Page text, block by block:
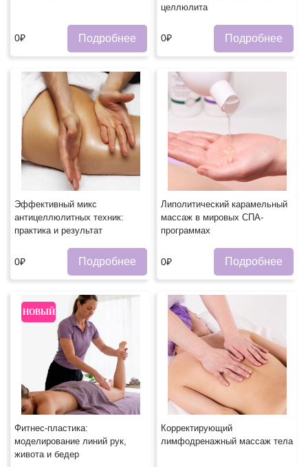
0₽ Подробнее
целлюлита
0₽ Подробнее
Эффективный микс
антицеллюлитных техник:
практика и результат
0₽ Подробнее
Липолитический карамельный
массаж в мировых СПА-
программах
0₽ Подробнее
НОВЫЙ
Фитнес-пластика:
моделирование линий рук,
живота и бедер
Корректирующий
лимфодренажный массаж тела